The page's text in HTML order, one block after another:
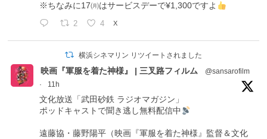
※ちなみに17㈪はサービスデーで¥1,300ですよ
2 4 X
横浜シネマリン リツイートされました
映画『軍服を着た神様』 | 三叉路フィルム
@sansarofilm
·
11h
文化放送「武田砂鉄 ラジオマガジン」
ポッドキャストで聞き逃し無料配信中
遠藤協・藤野陽平（映画『軍服を着た神様』監督＆文化